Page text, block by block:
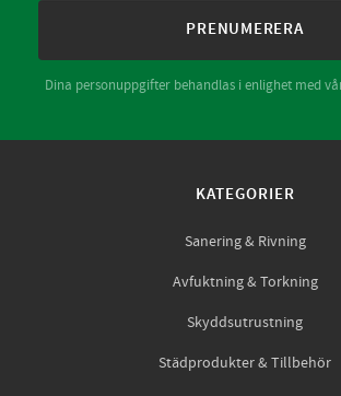
PRENUMERERA
Dina personuppgifter behandlas i enlighet med
KATEGORIER
Sanering & Rivning
Avfuktning & Torkning
Skyddsutrustning
Städprodukter & Tillbehör